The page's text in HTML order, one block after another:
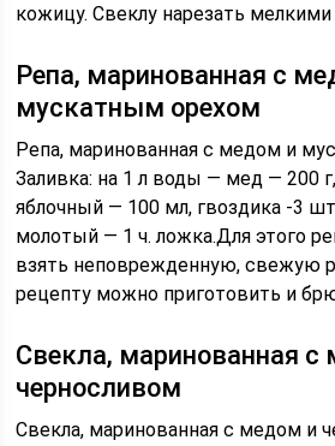
кожицу. Свеклу нарезать
Репа, маринованная с
мускатным орехом
Репа, маринованная с медом и
Заливка: на 1 л воды — мед — 200
яблочный — 100 мл, гвоздика -3
молотый — 1 ч. ложка.Для этого
взять неповрежденную, свежую
рецепту можно приготовить и
Свекла, маринованная с
черносливом
Свекла, маринованная с медом и